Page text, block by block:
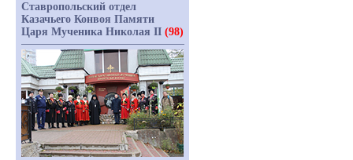
Ставропольский отдел
Казачьего Конвоя Памяти
Царя Мученика Николая II (98)